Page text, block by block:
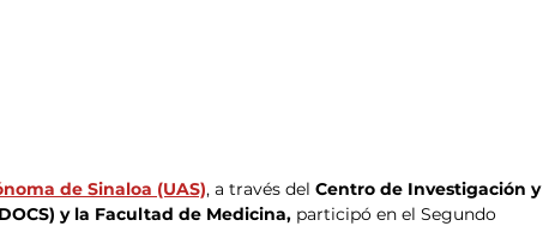
de Sinaloa (UAS), a través del Centro de Investigación y
y la Facultad de Medicina, participó en el Segundo